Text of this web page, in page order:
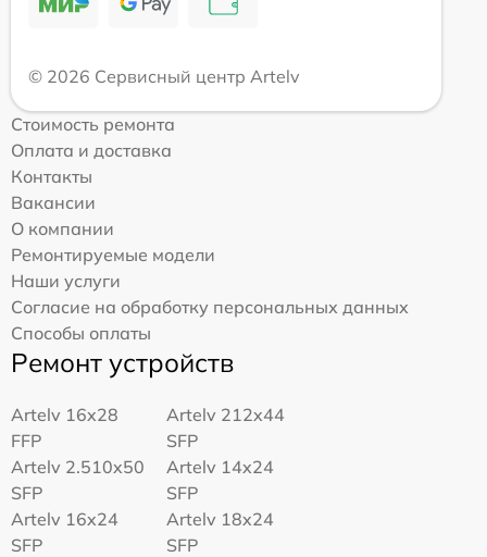
© 2026 Сервисный центр Artelv
Стоимость ремонта
Оплата и доставка
Контакты
Вакансии
О компании
Ремонтируемые модели
Наши услуги
Согласие на обработку персональных данных
Способы оплаты
Ремонт устройств
Artelv 16x28
FFP
Artelv 212x44
SFP
Artelv 2.510x50
SFP
Artelv 14x24
SFP
Artelv 16x24
SFP
Artelv 18x24
SFP